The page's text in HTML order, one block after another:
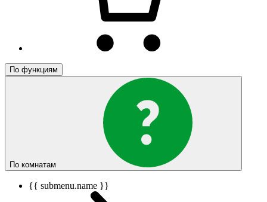
По функциям
По комнатам
{{ submenu.name }}